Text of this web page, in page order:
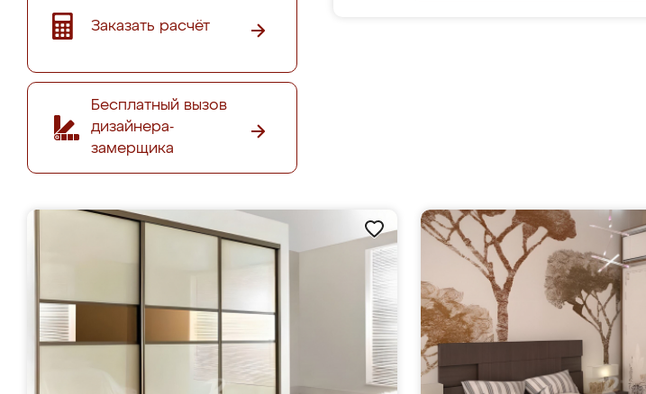
Заказать расчёт
Бесплатный вызов
дизайнера-
замерщика